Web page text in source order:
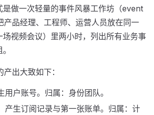
是做一次轻量的事件风暴工作坊（event
品经理、工程师、运营人员放在同一
场视频会议）里两小时，列出所有业务事
出大致如下：
用户账号。归属：身份团队。
产生订阅记录与第一张账单。归属：计